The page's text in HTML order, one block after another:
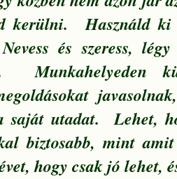
kerülni. Használd
és szeress,
Munkahelyeden
utadat. Lehet,
biztosabb, mint
hogy csak jó lehet,